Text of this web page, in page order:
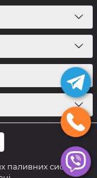
паливних систем.